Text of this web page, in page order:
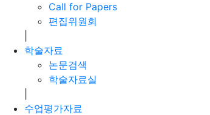
Call for Papers
편집위원회
학술자료
논문검색
학술자료실
수업평가자료